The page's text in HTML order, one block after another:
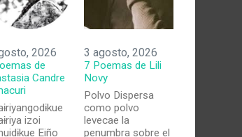
2026
de
Candre
izoi
Eiño
3 agosto, 2026
7 Poemas de Lili
Novy
Polvo Dispersa
como polvo
levecae la
penumbra sobre el